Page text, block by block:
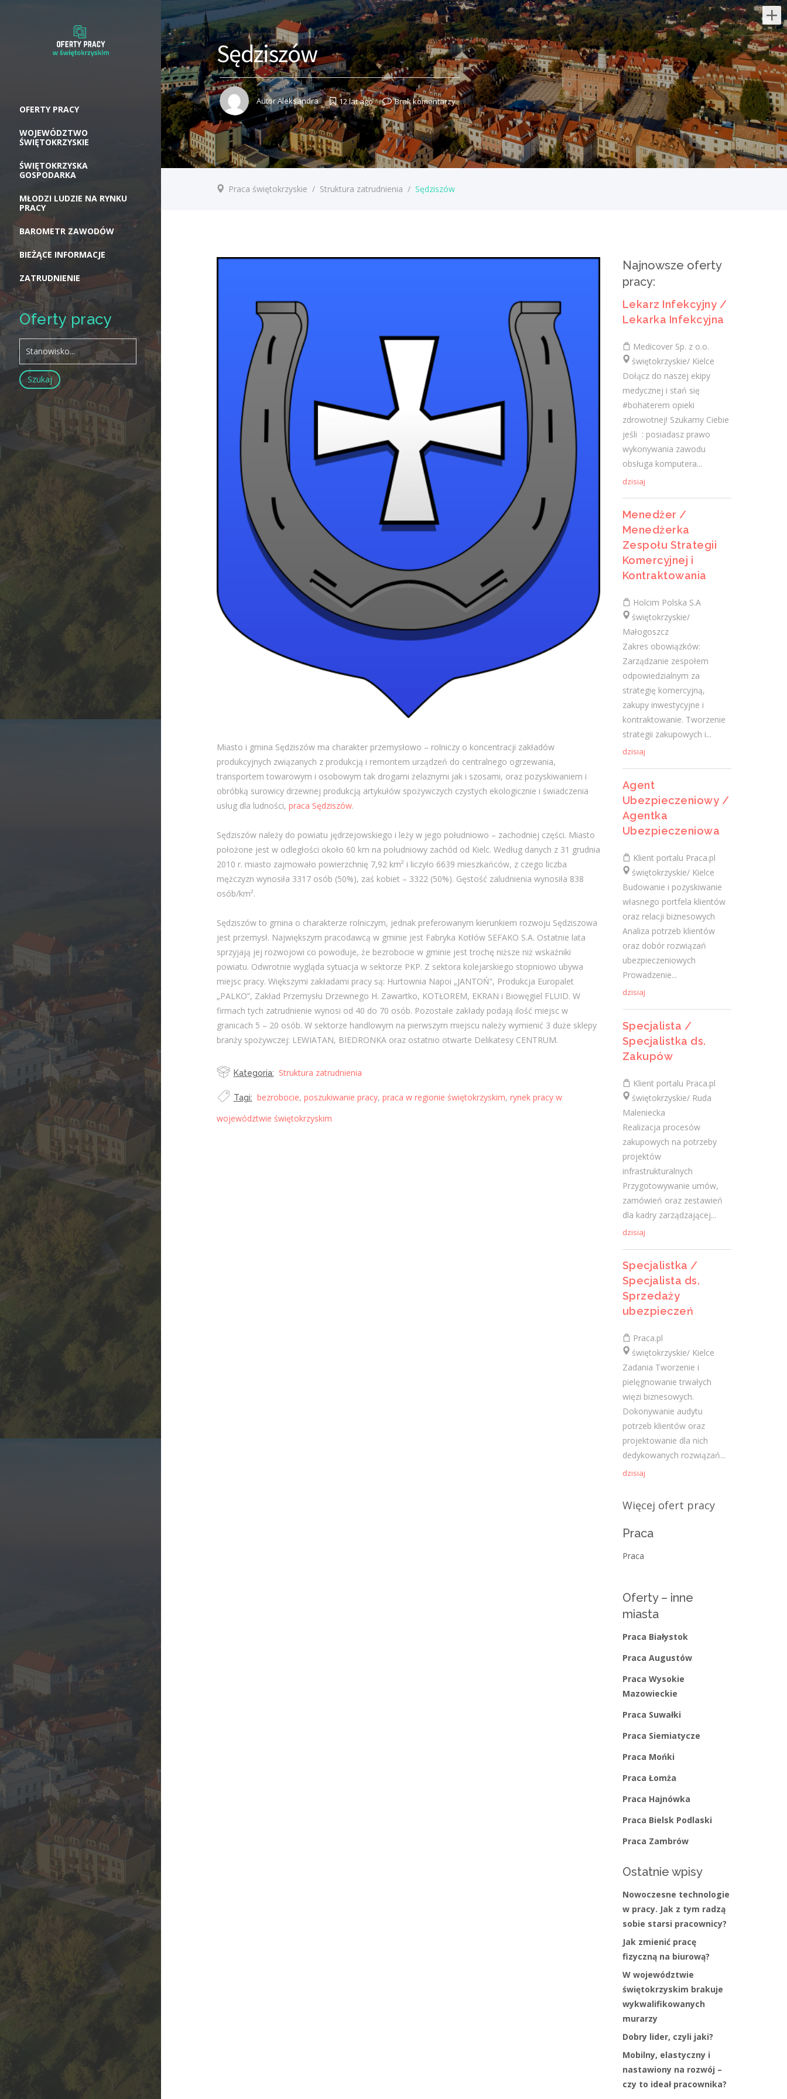
Najnowsze oferty pracy:
Lekarz Infekcyjny / Lekarka
Infekcyjna
Medicover Sp. z o.o.
świętokrzyskie/ Kielce
Dołącz do naszej ekipy medycznej i stań
się #bohaterem opieki zdrowotnej!
Szukamy Ciebie jeśli ​ : posiadasz prawo
wykonywania zawodu obsługa
i Kontraktowania
Holcim Polska S.A
świętokrzyskie/ Małogoszcz
Zakres obowiązków: Zarządzanie
zespołem odpowiedzialnym za strategię
komercyjną, zakupy inwestycyjne i
kontraktowanie. Tworzenie strategii
zakupowych i...
dzisiaj
Agent Ubezpieczeniowy /
Agentka Ubezpieczeniowa
Klient portalu Praca.pl
Budowanie i pozyskiwanie własnego
portfela klientów oraz relacji biznesowych
Analiza potrzeb klientów oraz dobór
rozwiązań ubezpieczeniowych
Prowadzenie...
Specjalista / Specjalistka ds.
Zakupów
Klient portalu Praca.pl
świętokrzyskie/ Ruda Maleniecka
Realizacja procesów zakupowych na
potrzeby projektów infrastrukturalnych
Przygotowywanie umów, zamówień oraz
zestawień dla kadry zarządzającej...
dzisiaj
Specjalistka / Specjalista ds.
Sprzedaży ubezpieczeń
Praca.pl
świętokrzyskie/ Kielce
Zadania Tworzenie i pielęgnowanie
trwałych więzi biznesowych. Dokonywanie
audytu potrzeb klientów oraz
projektowanie dla nich dedykowanych
rozwiązań...
dzisiaj
Więcej ofert pracy
Praca
Praca
Ostatnie wpisy
Nowoczesne technologie w pracy. Jak
z tym radzą sobie starsi pracownicy?
2 lutego 2021
Jak zmienić pracę fizyczną na biurową?
3 stycznia 2021
W województwie świętokrzyskim
brakuje wykwalifikowanych murarzy
12 grudnia 2020
Dobry lider, czyli jaki?
10 listopada 2020
Mobilny, elastyczny i nastawiony na
rozwój – czy to ideał pracownika?
19 października 2020
Najnowsze komentarze
admin-Obcokrajowcy w
świętokrzyskim
-Obcokrajowcy w
świętokrzyskim
admin -
Aktywizacja zawodowa osób
niepełnosprawnych w świętokrzyskim
niepełnosprawnych w świętokrzyskim
admin-
województwie świętokrzyskim
Bieżące informacje
OFERTY PRACY
WOJEWÓDZTWO
ŚWIĘTOKRZYSKIE
ŚWIĘTOKRZYSKA
GOSPODARKA
MŁODZI LUDZIE NA RYNKU
PRACY
BAROMETR ZAWODÓW
BIEŻĄCE INFORMACJE
ZATRUDNIENIE
Oferty pracy
Sędziszów
AutorAleksandra 12 lat ago Brak komentarzy
Praca świętokrzyskie / Struktura zatrudnienia / Sędziszów
Miasto i gmina Sędziszów ma charakter przemysłowo – rolniczy o koncentracji zakładów
produkcyjnych związanych z produkcją i remontem urządzeń do centralnego ogrzewania,
transportem towarowym i osobowym tak drogami żelaznymi jak i szosami, oraz pozyskiwaniem i
obróbką surowicy drzewnej produkcją artykułów spożywczych czystych ekologicznie i świadczenia
usług dla ludności, praca Sędziszów.
Sędziszów należy do powiatu jędrzejowskiego i leży w jego południowo – zachodniej części. Miasto
położone jest w odległości około 60 km na południowy zachód od Kielc. Według danych z 31 grudnia
2010 r. miasto zajmowało powierzchnię 7,92 km² i liczyło 6639 mieszkańców, z czego liczba
mężczyzn wynosiła 3317 osób (50%), zaś kobiet – 3322 (50%). Gęstość zaludnienia wynosiła 838
osób/km².
Sędziszów to gmina o charakterze rolniczym, jednak preferowanym kierunkiem rozwoju Sędziszowa
jest przemysł. Największym pracodawcą w gminie jest Fabryka Kotłów SEFAKO S.A. Ostatnie lata
sprzyjają jej rozwojowi co powoduje, że bezrobocie w gminie jest trochę niższe niż wskaźniki
powiatu. Odwrotnie wygląda sytuacja w sektorze PKP. Z sektora kolejarskiego stopniowo ubywa
miejsc pracy. Większymi zakładami pracy są: Hurtownia Napoi „JANTOŃ”, Produkcja Europalet
„PALKO”, Zakład Przemysłu Drzewnego H. Zawartko, KOTŁOREM, EKRAN i Biowęgiel FLUID. W
firmach tych zatrudnienie wynosi od 40 do 70 osób. Pozostałe zakłady podają ilość miejsc w
granicach 5 – 20 osób. W sektorze handlowym na pierwszym miejscu należy wymienić 3 duże sklepy
branży spożywczej: LEWIATAN, BIEDRONKA oraz ostatnio otwarte Delikatesy CENTRUM.
Kategoria: Struktura zatrudnienia
Tagi: bezrobocie, poszukiwanie pracy, praca w regionie świętokrzyskim, rynek pracy w
województwie świętokrzyskim
Najnowsze oferty
pracy:
Lekarz Infekcyjny /
Lekarka Infekcyjna
Medicover Sp. z o.o.
świętokrzyskie/ Kielce
Dołącz do naszej ekipy
medycznej i stań się
#bohaterem opieki
zdrowotnej! Szukamy Ciebie
jeśli ​ : posiadasz prawo
wykonywania zawodu
obsługa komputera...
dzisiaj
Menedżer /
Menedżerka
Zespołu Strategii
Komercyjnej i
Kontraktowania
Holcim Polska S.A
świętokrzyskie/
Małogoszcz
Zakres obowiązków:
Zarządzanie zespołem
odpowiedzialnym za
strategię komercyjną,
zakupy inwestycyjne i
kontraktowanie. Tworzenie
strategii zakupowych i...
dzisiaj
Agent
Ubezpieczeniowy /
Agentka
Ubezpieczeniowa
Klient portalu Praca.pl
świętokrzyskie/ Kielce
Budowanie i pozyskiwanie
własnego portfela klientów
oraz relacji biznesowych
Analiza potrzeb klientów
oraz dobór rozwiązań
ubezpieczeniowych
Prowadzenie...
dzisiaj
Specjalista /
Specjalistka ds.
Zakupów
Klient portalu Praca.pl
świętokrzyskie/ Ruda
Maleniecka
Realizacja procesów
zakupowych na potrzeby
projektów
infrastrukturalnych
Przygotowywanie umów,
zamówień oraz zestawień
dla kadry zarządzającej...
dzisiaj
Specjalistka /
Specjalista ds.
Sprzedaży
ubezpieczeń
Praca.pl
świętokrzyskie/ Kielce
Zadania Tworzenie i
pielęgnowanie trwałych
więzi biznesowych.
Dokonywanie audytu
potrzeb klientów oraz
projektowanie dla nich
dedykowanych rozwiązań...
dzisiaj
Więcej ofert pracy
Praca
Praca
Oferty – inne
miasta
Praca Białystok
Praca Augustów
Praca Wysokie
Mazowieckie
Praca Suwałki
Praca Siemiatycze
Praca Mońki
Praca Łomża
Praca Hajnówka
Praca Bielsk Podlaski
Praca Zambrów
Ostatnie wpisy
Nowoczesne technologie
w pracy. Jak z tym radzą
sobie starsi pracownicy?
Jak zmienić pracę
fizyczną na biurową?
W województwie
świętokrzyskim brakuje
wykwalifikowanych
murarzy
Dobry lider, czyli jaki?
Mobilny, elastyczny i
nastawiony na rozwój –
czy to ideał pracownika?